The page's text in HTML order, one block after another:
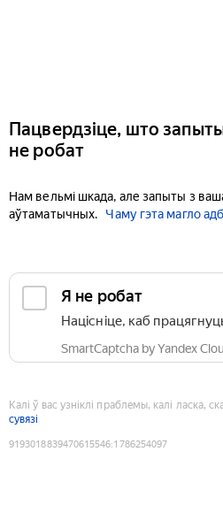
Пацвердзіце, што
не робат
Нам вельмі шкада, але запыты з
аўтаматычных.
Чаму гэта магло
Я не робат
Націсніце, каб
SmartCaptcha by Yandex
Калі ў вас узніклі праблемы, калі ласка,
сувязі
9193018839470615546:1786254097